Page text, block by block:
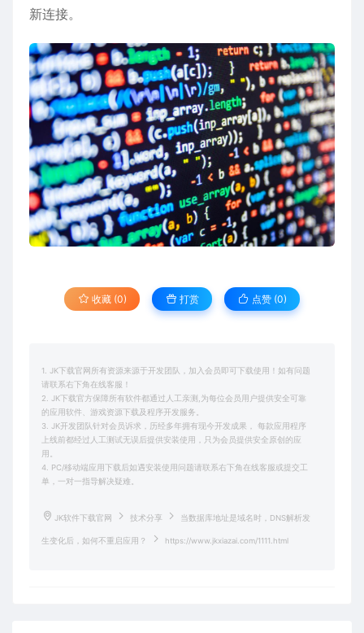
新连接。
收藏 (0) 打赏 点赞 (0)
1. JK下载官网所有资源来源于开发团队，加入会员即可下载使用！如有问题
请联系右下角在线客服！
2. JK下载官方保障所有软件都通过人工亲测,为每位会员用户提供安全可靠
的应用软件、游戏资源下载及程序开发服务。
3. JK开发团队针对会员诉求，历经多年拥有现今开发成果， 每款应用程序
上线前都经过人工测试无误后提供安装使用，只为会员提供安全原创的应
用。
4. PC/移动端应用下载后如遇安装使用问题请联系右下角在线客服或提交工
单，一对一指导解决疑难。
JK软件下载官网 技术分享 当数据库地址是域名时，DNS解析发
生变化后，如何不重启应用？ https://www.jkxiazai.com/1111.html